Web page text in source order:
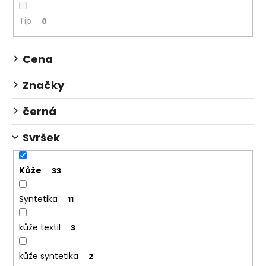
ůTip 0
Cena
Značky
černá
Svršek
Kůže 33
Syntetika 11
kůže textil 3
kůže syntetika 2
a
í
t
?
D
o
p
o
u